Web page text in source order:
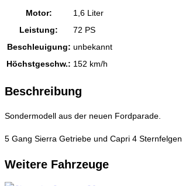
Motor:
1,6 Liter
Leistung:
72 PS
Beschleuigung: unbekannt
Höchstgeschw.: 152 km/h
Beschreibung
Sondermodell aus der neuen Fordparade.
5 Gang Sierra Getriebe und Capri 4 Sternfelgen
Weitere Fahrzeuge